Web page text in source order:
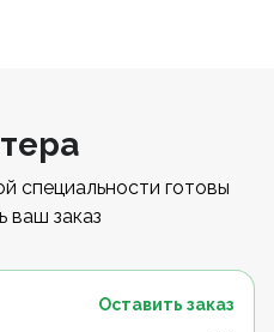
специальности готовы
ваш заказ
Оставить заказ